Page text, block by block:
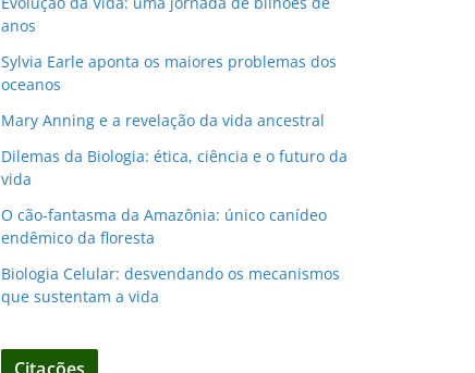
anos
Sylvia Earle aponta os maiores problemas dos
oceanos
Mary Anning e a revelação da vida ancestral
Dilemas da Biologia: ética, ciência e o futuro da
vida
O cão-fantasma da Amazônia: único canídeo
endêmico da floresta
Biologia Celular: desvendando os mecanismos
que sustentam a vida